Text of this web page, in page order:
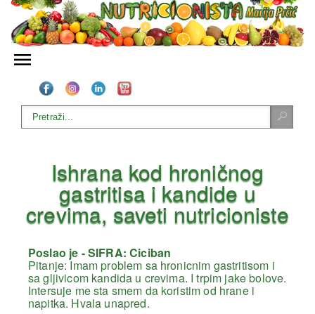
Ishrana kod hroničnog
gastritisa i kandide u
crevima, saveti nutricioniste
Poslao je - SIFRA: Ciciban
Pitanje: Imam problem sa hronicnim gastritisom i
sa gljivicom kandida u crevima. I trpim jake bolove.
Intersuje me sta smem da koristim od hrane i
napitka. Hvala unapred.